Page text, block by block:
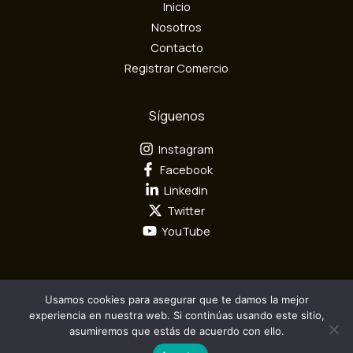
Inicio
Nosotros
Contacto
Registrar Comercio
Síguenos
Instagram
Facebook
Linkedin
Twitter
YouTube
Todos los derechos reservados por Mundo Textil © 2026
Diseño y Desarrollo porCamaleón Interactivo S.A.S
Usamos cookies para asegurar que te damos la mejor
experiencia en nuestra web. Si continúas usando este sitio,
asumiremos que estás de acuerdo con ello.